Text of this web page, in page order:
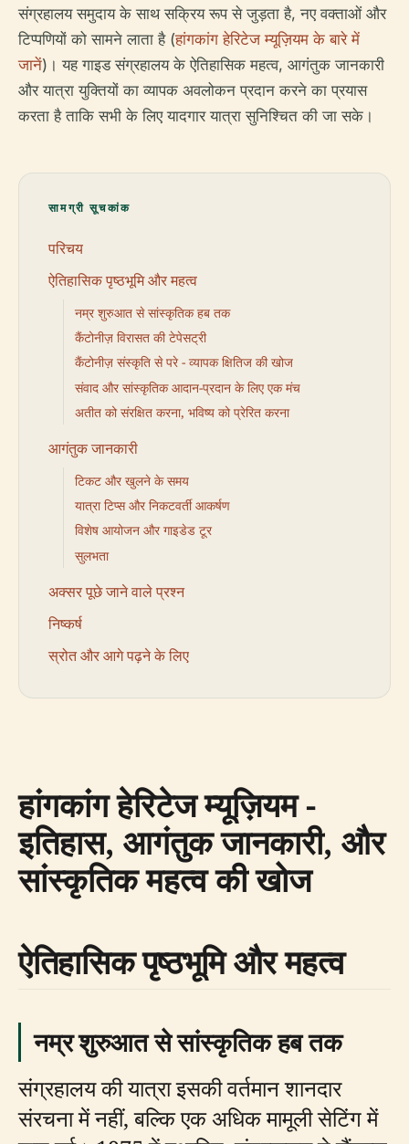
संग्रहालय समुदाय के साथ सक्रिय रूप से जुड़ता है, नए वक्ताओं और
टिप्पणियों को सामने लाता है (हांगकांग हेरिटेज म्यूज़ियम के बारे में
जानें)। यह गाइड संग्रहालय के ऐतिहासिक महत्व, आगंतुक जानकारी
और यात्रा युक्तियों का व्यापक अवलोकन प्रदान करने का प्रयास
करता है ताकि सभी के लिए यादगार यात्रा सुनिश्चित की जा सके।
सामग्री सूचकांक
परिचय
ऐतिहासिक पृष्ठभूमि और महत्व
नम्र शुरुआत से सांस्कृतिक हब तक
कैंटोनीज़ विरासत की टेपेसट्री
कैंटोनीज़ संस्कृति से परे - व्यापक क्षितिज की खोज
संवाद और सांस्कृतिक आदान-प्रदान के लिए एक मंच
अतीत को संरक्षित करना, भविष्य को प्रेरित करना
आगंतुक जानकारी
टिकट और खुलने के समय
यात्रा टिप्स और निकटवर्ती आकर्षण
विशेष आयोजन और गाइडेड टूर
सुलभता
अक्सर पूछे जाने वाले प्रश्न
निष्कर्ष
स्रोत और आगे पढ़ने के लिए
हांगकांग हेरिटेज म्यूज़ियम -
इतिहास, आगंतुक जानकारी, और
सांस्कृतिक महत्व की खोज
ऐतिहासिक पृष्ठभूमि और महत्व
नम्र शुरुआत से सांस्कृतिक हब तक
संग्रहालय की यात्रा इसकी वर्तमान शानदार
संरचना में नहीं, बल्कि एक अधिक मामूली सेटिंग में